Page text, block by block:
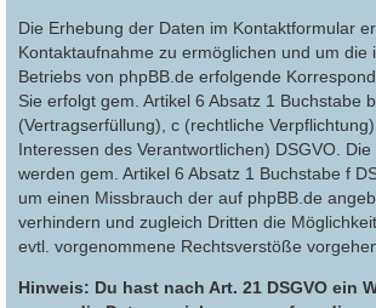
Die Erhebung der Daten im Kontaktformular
Kontaktaufnahme zu ermöglichen und um die
Betriebs von phpBB.de erfolgende
Sie erfolgt gem. Artikel 6 Absatz 1 Buchstabe b
(Vertragserfüllung), c (rechtliche
Interessen des Verantwortlichen) DSGVO.
werden gem. Artikel 6 Absatz 1 Buchstabe f
um einen Missbrauch der auf phpBB.de
verhindern und zugleich Dritten die
evtl. vorgenommene Rechtsverstöße
Hinweis: Du hast nach Art. 21 DSGVO ein